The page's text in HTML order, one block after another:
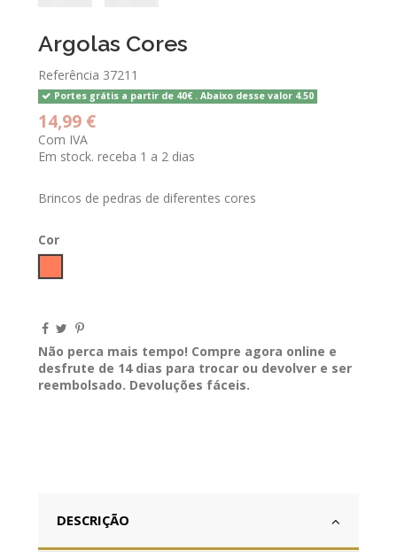
Argolas Cores
Referência 37211
Portes grátis a partir de 40€ . Abaixo desse valor 4.50
14,99 €
Com IVA
Em stock. receba 1 a 2 dias
Brincos de pedras de diferentes cores
Cor
Não perca mais tempo! Compre agora online e
desfrute de 14 dias para trocar ou devolver e ser
reembolsado. Devoluções fáceis.
DESCRIÇÃO